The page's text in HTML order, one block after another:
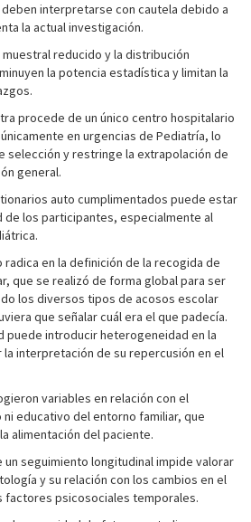
interpretarse con cautela debido a
la actual investigación.
reducido y la distribución
la potencia estadística y limitan la
procede de un único centro hospitalario
en urgencias de Pediatría, lo
selección y restringe la extrapolación de
general.
auto cumplimentados puede estar
de los participantes, especialmente al
en la definición de la recogida de
que se realizó de forma global para ser
los diversos tipos de acosos escolar
que señalar cuál era el que padecía.
puede introducir heterogeneidad en la
la interpretación de su repercusión en el
variables en relación con el
educativo del entorno familiar, que
alimentación del paciente.
un seguimiento longitudinal impide valorar
y su relación con los cambios en el
factores psicosociales temporales.